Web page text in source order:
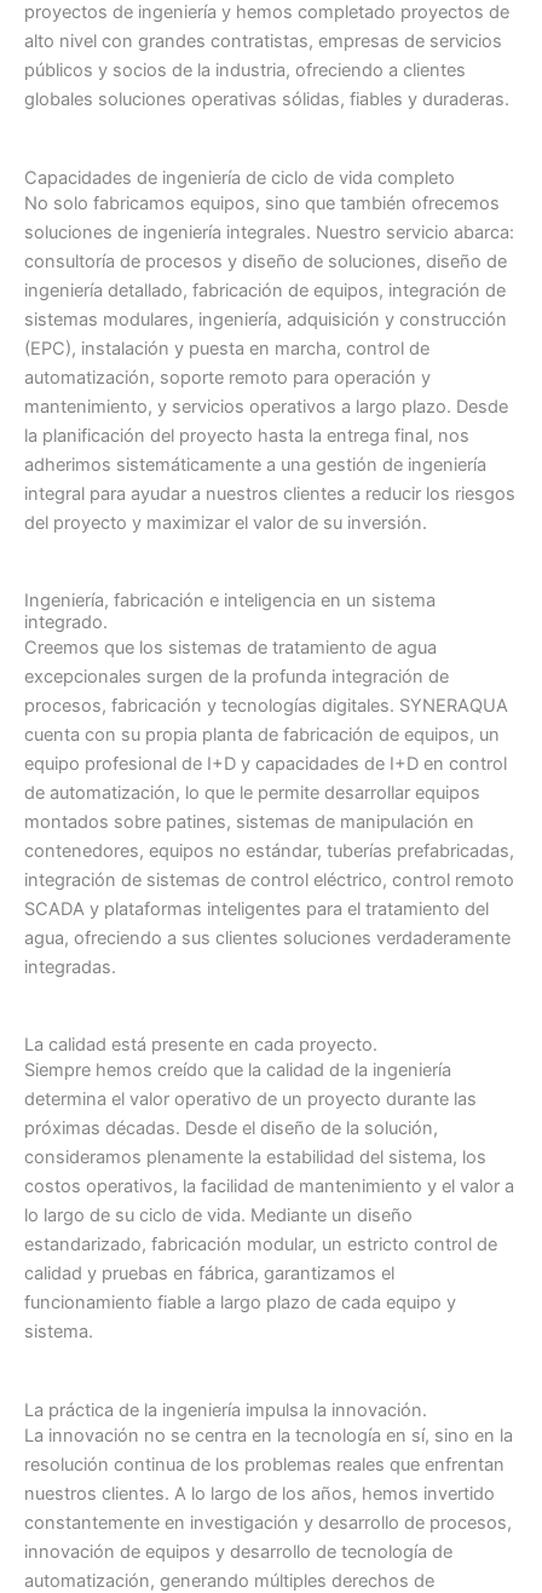
proyectos de ingeniería y hemos completado proyectos de
alto nivel con grandes contratistas, empresas de servicios
públicos y socios de la industria, ofreciendo a clientes
globales soluciones operativas sólidas, fiables y duraderas.
Capacidades de ingeniería de ciclo de vida completo
No solo fabricamos equipos, sino que también ofrecemos
soluciones de ingeniería integrales. Nuestro servicio abarca:
consultoría de procesos y diseño de soluciones, diseño de
ingeniería detallado, fabricación de equipos, integración de
sistemas modulares, ingeniería, adquisición y construcción
(EPC), instalación y puesta en marcha, control de
automatización, soporte remoto para operación y
mantenimiento, y servicios operativos a largo plazo. Desde
la planificación del proyecto hasta la entrega final, nos
adherimos sistemáticamente a una gestión de ingeniería
integral para ayudar a nuestros clientes a reducir los riesgos
del proyecto y maximizar el valor de su inversión.
Ingeniería, fabricación e inteligencia en un sistema
integrado.
Creemos que los sistemas de tratamiento de agua
excepcionales surgen de la profunda integración de
procesos, fabricación y tecnologías digitales. SYNERAQUA
cuenta con su propia planta de fabricación de equipos, un
equipo profesional de I+D y capacidades de I+D en control
de automatización, lo que le permite desarrollar equipos
montados sobre patines, sistemas de manipulación en
contenedores, equipos no estándar, tuberías prefabricadas,
integración de sistemas de control eléctrico, control remoto
SCADA y plataformas inteligentes para el tratamiento del
agua, ofreciendo a sus clientes soluciones verdaderamente
integradas.
La calidad está presente en cada proyecto.
Siempre hemos creído que la calidad de la ingeniería
determina el valor operativo de un proyecto durante las
próximas décadas. Desde el diseño de la solución,
consideramos plenamente la estabilidad del sistema, los
costos operativos, la facilidad de mantenimiento y el valor a
lo largo de su ciclo de vida. Mediante un diseño
estandarizado, fabricación modular, un estricto control de
calidad y pruebas en fábrica, garantizamos el
funcionamiento fiable a largo plazo de cada equipo y
sistema.
La práctica de la ingeniería impulsa la innovación.
La innovación no se centra en la tecnología en sí, sino en la
resolución continua de los problemas reales que enfrentan
nuestros clientes. A lo largo de los años, hemos invertido
constantemente en investigación y desarrollo de procesos,
innovación de equipos y desarrollo de tecnología de
automatización, generando múltiples derechos de